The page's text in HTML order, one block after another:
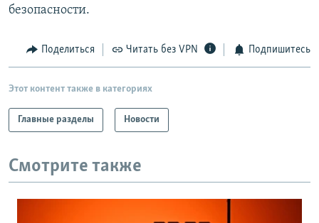
безопасности.
Поделиться Читать без VPN Подпишитесь
Этот контент также в категориях
Главные разделы Новости
Смотрите также